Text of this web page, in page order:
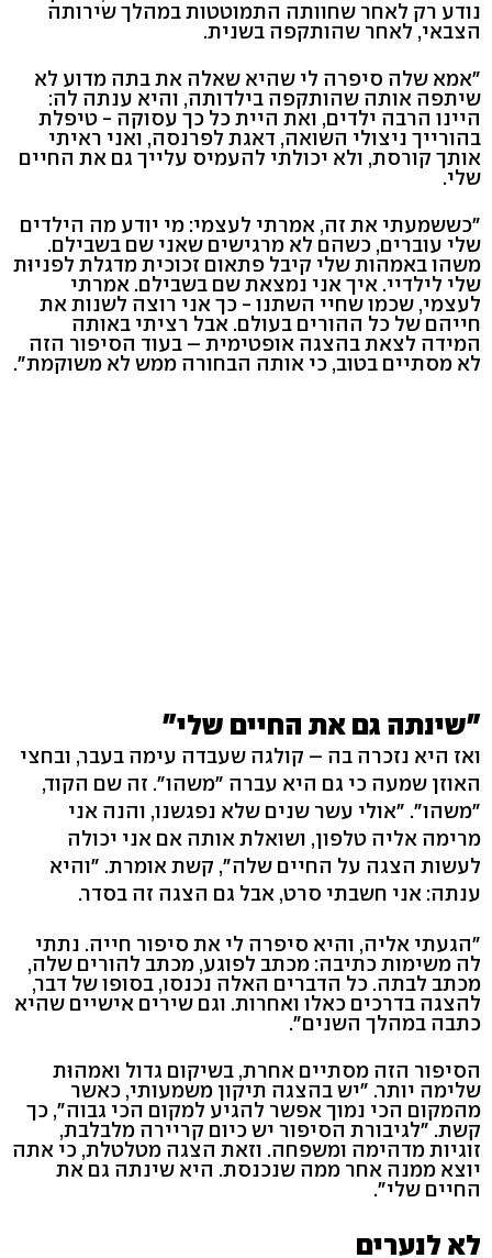
נודע רק לאחר שחוותה התמוטטות במהלך שירותה
הצבאי, לאחר שהותקפה בשנית.
"אמא שלה סיפרה לי שהיא שאלה את בתה מדוע לא
שיתפה אותה שהותקפה בילדותה, והיא ענתה לה:
היינו הרבה ילדים, ואת היית כל כך עסוקה - טיפלת
בהורייך ניצולי השואה, דאגת לפרנסה, ואני ראיתי
אותך קורסת, ולא יכולתי להעמיס עלייך גם את החיים
שלי.
"כששמעתי את זה, אמרתי לעצמי: מי יודע מה הילדים
שלי עוברים, כשהם לא מרגישים שאני שם בשבילם.
משהו באמהות שלי קיבל פתאום זכוכית מדגלת לפניוּת
שלי לילדיי. איך אני נמצאת שם בשבילם. אמרתי
לעצמי, שכמו שחיי השתנו - כך אני רוצה לשנות את
חייהם של כל ההורים בעולם. אבל רציתי באותה
המידה לצאת בהצגה אופטימית – בעוד הסיפור הזה
לא מסתיים בטוב, כי אותה הבחורה ממש לא משוקמת".
"שינתה גם את החיים שלי"
ואז היא נזכרה בה – קולגה שעבדה עימה בעבר, ובחצי
האוזן שמעה כי גם היא עברה "משהו". זה שם הקוד,
"משהו". "אולי עשר שנים שלא נפגשנו, והנה אני
מרימה אליה טלפון, ושואלת אותה אם אני יכולה
לעשות הצגה על החיים שלה", קשת אומרת. "והיא
ענתה: אני חשבתי סרט, אבל גם הצגה זה בסדר.
"הגעתי אליה, והיא סיפרה לי את סיפור חייה. נתתי
לה משימות כתיבה: מכתב לפוגע, מכתב להורים שלה,
מכתב לבתה. כל הדברים האלה נכנסו, בסופו של דבר,
להצגה בדרכים כאלו ואחרות. וגם שירים אישיים שהיא
כתבה במהלך השנים".
הסיפור הזה מסתיים אחרת, בשיקום גדול ואמהוּת
שלימה יותר. "יש בהצגה תיקון משמעותי, כאשר
מהמקום הכי נמוך אפשר להגיע למקום הכי גבוה", כך
קשת. "לגיבורת הסיפור יש כיום קריירה מלבלבת,
זוגיות מדהימה ומשפחה. וזאת הצגה מטלטלת, כי אתה
יוצא ממנה אחר ממה שנכנסת. היא שינתה גם את
החיים שלי".
לא לנערים